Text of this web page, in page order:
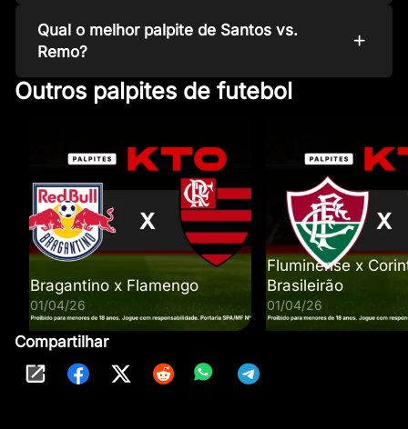
Qual o melhor palpite de Santos vs.
Remo?
Outros palpites de futebol
Bragantino x Flamengo
01/04/26
Fluminense x
Brasileirão
01/04/26
Compartilhar